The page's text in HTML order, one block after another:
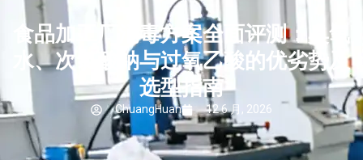
食品加工厂消毒方案全面评测：臭氧
水、次氯酸钠与过氧乙酸的优劣势及
选型指南
ChuangHuan 12 6 月, 2026